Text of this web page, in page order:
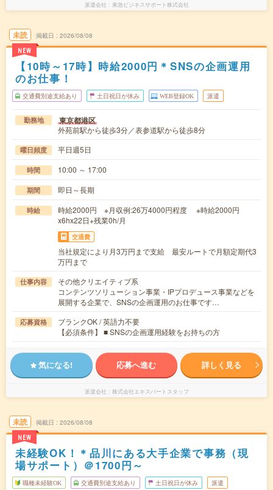
派遣会社 東急ビジネスサポート株式会社
未読
NEW
掲載日 2026/08/08
【10時～17時】時給2000円＊SNSの企画運用
のお仕事！
交通費別途支給あり 土日祝日が休み WEB登録OK 派遣
勤務地 東京都港区
外苑前駅から徒歩3分／表参道駅から徒歩8分
曜日頻度 平日週5日
時間 10:00 ～ 17:00
期間 即日～長期
時給
時給2000円 ※月収例:26万4000円程度 ※時給2000円
x6hx22日+残業0h/月
交通費
当社規定により月3万円まで支給 最安ルートで月額定期代3
万円まで
仕事内容
その他クリエイティブ系
コンテンツソリューション事業・IPプロデュース事業などを
展開する企業で、SNSの企画運用のお仕事です…
応募資格
ブランクOK / 英語力不要
【必須条件】 ■ SNSの企画運用経験をお持ちの方
気になる! 応募へ進む 詳しく見る
派遣会社 株式会社エキスパートスタッフ
未読
NEW
掲載日 2026/08/08
未経験OK！＊品川にある大手企業で事務（現
場サポート）＠1700円～
職種未経験OK 交通費別途支給あり 土日祝日が休み 派遣